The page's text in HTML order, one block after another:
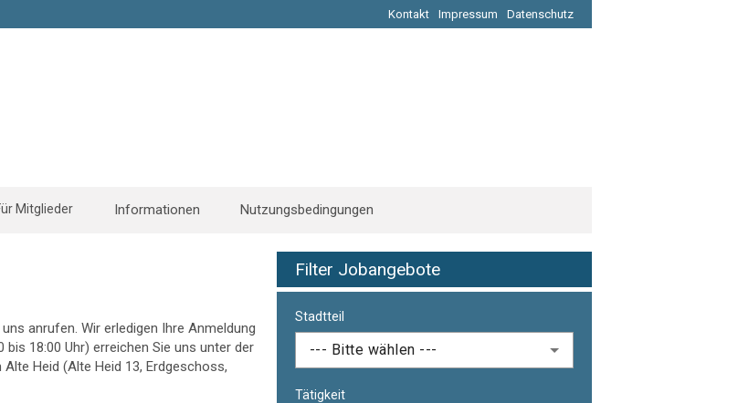
Kontakt Impressum Datenschutz
Mitglieder Informationen Nutzungsbedingungen
anrufen. Wir erledigen Ihre Anmeldung
18:00 Uhr) erreichen Sie uns unter der
Heid (Alte Heid 13, Erdgeschoss,
Filter Jobangebote
Stadtteil
Tätigkeit